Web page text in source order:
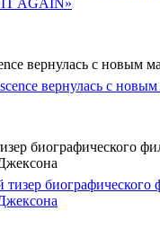
вернулась с новым
биографического